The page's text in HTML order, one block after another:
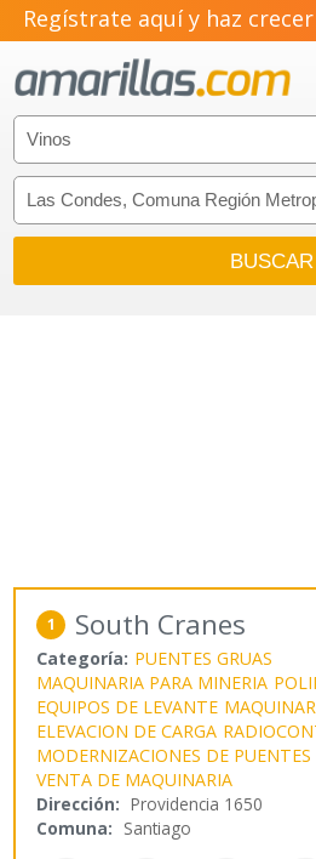
Regístrate aquí y haz
1 South Cranes
Categoría: PUENTES GRUAS
MAQUINARIA PARA MINERIA
EQUIPOS DE LEVANTE
ELEVACION DE CARGA
MODERNIZACIONES DE PUENTES
VENTA DE MAQUINARIA
Dirección: Providencia 1650
Comuna: Santiago